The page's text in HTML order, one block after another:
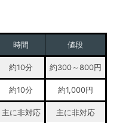
時間 値段
約10分 約300～800円
約10分 約1,000円
主に非対応 主に非対応